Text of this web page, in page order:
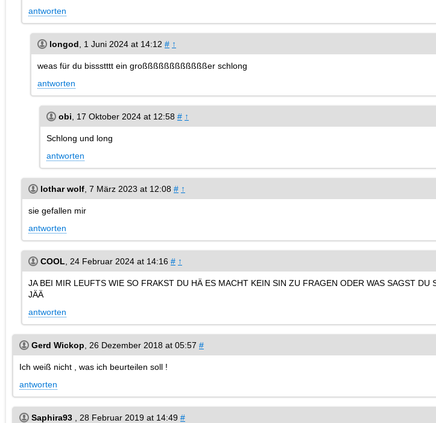
antworten
longod 1 Juni 2024 at 14:12 # ↑
weas für du bissstttt ein großßßßßßßßßßßßer schlong
antworten
obi 17 Oktober 2024 at 12:58 # ↑
Schlong und long
antworten
lothar wolf 7 März 2023 at 12:08 # ↑
sie gefallen mir
antworten
COOL 24 Februar 2024 at 14:16 # ↑
JA BEI MIR LEUFTS WIE SO FRAKST DU HÄ ES MACHT KEIN SIN ZU FRAGEN ODER WAS SAGST
JÄÄ
antworten
Gerd Wickop 26 Dezember 2018 at 05:57 #
Ich weiß nicht , was ich beurteilen soll !
antworten
Saphira93 28 Februar 2019 at 14:49 #